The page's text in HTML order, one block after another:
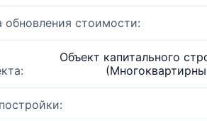
обновления стоимости:
Объект капитального